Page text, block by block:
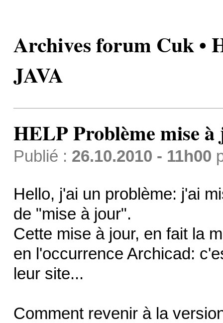
Archives forum Cuk •
JAVA
HELP Problème mise
Publié : 26.10.2010 - 11h00
Hello, j'ai un problème: j'ai
de "mise à jour".
Cette mise à jour, en fait la
en l'occurrence Archicad:
leur site...
Comment revenir à la